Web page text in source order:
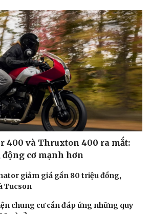
Ý Nhi làm vedette trên sàn diễn phủ 4
hàng trăm mẫu nhí tạo nên sàn
Trang
như nữ thần trong màn kết show